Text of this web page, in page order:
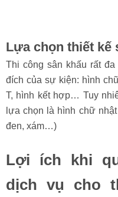
Thi công sân khấu rất
đích của sự kiện: hình
T, hình kết hợp… Tuy